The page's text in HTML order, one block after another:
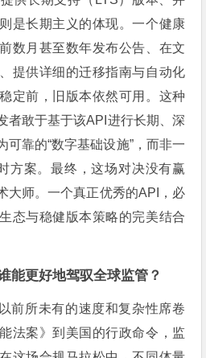
是长期主义的体现。一个健康
数月甚至数年发布公告、在文
提供详细的迁移指南与自动化
定前，旧版本依然可用。这种
者敢于基于该API进行长期、深
可靠的“数字基础设施”，而非一
方案。最终，这场对决没有赢
大师。一个真正优秀的API，必
态与稳健版本策略的完美结合
能更好地驾驭全球监管？
前所未有的速度和复杂性席卷
法案》到美国的行政命令，监